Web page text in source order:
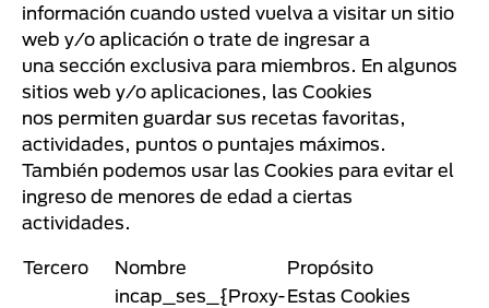
información cuando usted vuelva a visitar un sitio
web y/o aplicación o trate de ingresar a
una sección exclusiva para miembros. En algunos
sitios web y/o aplicaciones, las Cookies
nos permiten guardar sus recetas favoritas,
actividades, puntos o puntajes máximos.
También podemos usar las Cookies para evitar el
ingreso de menores de edad a ciertas
actividades.
Tercero Nombre Propósito
incap_ses_{Proxy-Estas Cookies